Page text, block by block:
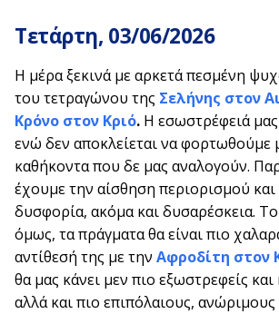
Τετάρτη, 03/06/2026
Η μέρα ξεκινά με αρκετά πεσμένη
του τετραγώνου της Σελήνης στον
Κρόνο στον Κριό. Η εσωστρέφειά μας
ενώ δεν αποκλείεται να φορτωθούμε
καθήκοντα που δε μας αναλογούν.
έχουμε την αίσθηση περιορισμού
δυσφορία, ακόμα και δυσαρέσκεια.
όμως, τα πράγματα θα είναι πιο
αντίθεσή της με την Αφροδίτη στον
θα μας κάνει μεν πιο εξωστρεφείς
αλλά και πιο επιπόλαιους,